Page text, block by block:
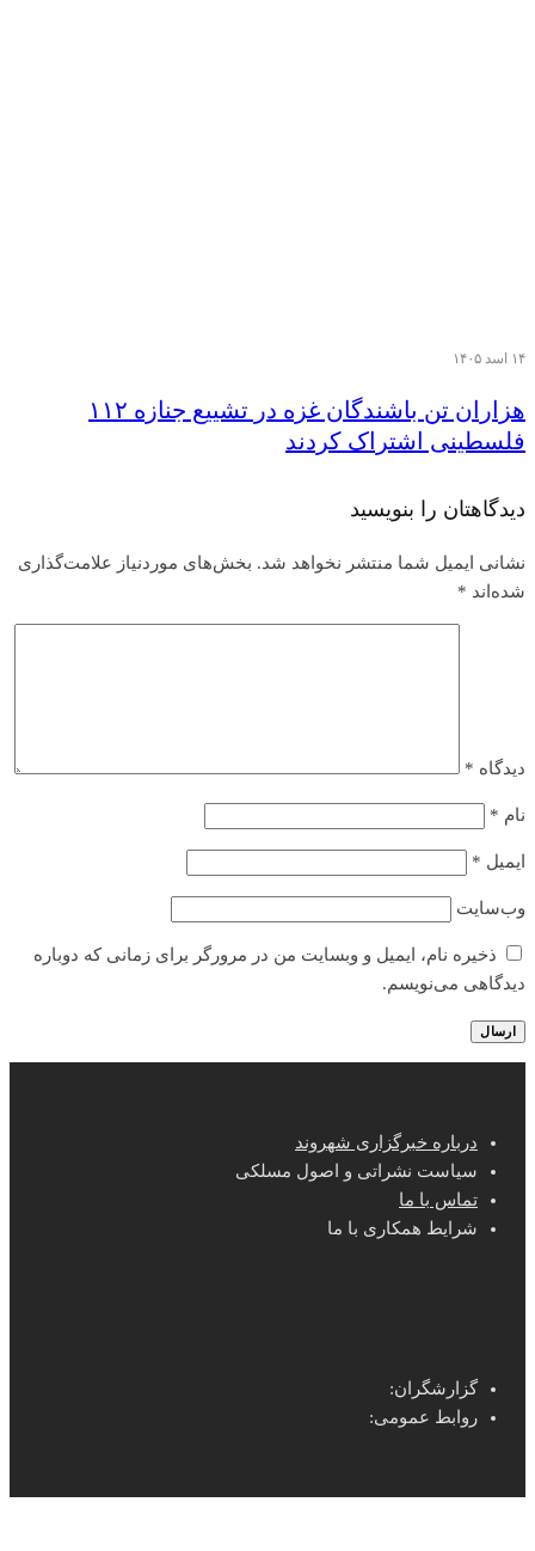
۱۴ اسد ۱۴۰۵
هزاران تن‌ باشندگان غزه در تشییع جنازه ۱۱۲
فلسطینی اشتراک کردند
دیدگاهتان را بنویسید
نشانی ایمیل شما منتشر نخواهد شد. بخش‌های موردنیاز علامت‌گذاری
شده‌اند *
دیدگاه *
نام *
ایمیل *
وب‌سایت
ذخیره نام، ایمیل و وبسایت من در مرورگر برای زمانی که دوباره
دیدگاهی می‌نویسم.
درباره خبرگزاری شهروند
سیاست نشراتی و اصول مسلکی
تماس با ما
شرایط همکاری با ما
گزارشگران:
روابط عمومی: